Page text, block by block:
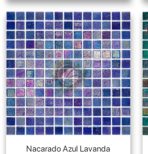
Nacarado Azul Lavanda